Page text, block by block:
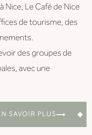
Nice, Le Café de Nice
de tourisme, des
des groupes de
avec une
SAVOIR PLUS